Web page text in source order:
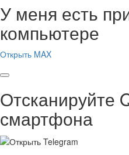
У меня есть
компьютере
Открыть MAX
Отсканируйте
смартфона